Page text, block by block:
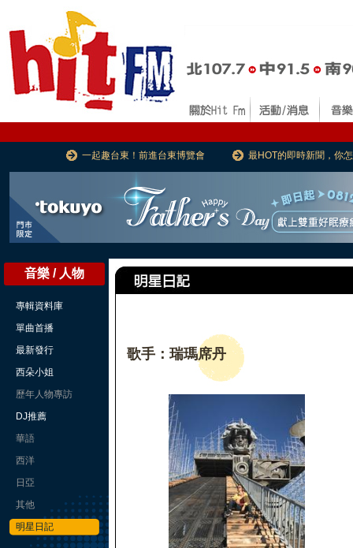
一起趣台東！前進台東博覽會 最HOT的即時新聞，你
音樂 / 人物
專輯資料庫
單曲首播
最新發行
西朵小姐
歷年人物專訪
DJ推薦
華語
西洋
日亞
其他
明星日記
歌手：瑞瑪席丹